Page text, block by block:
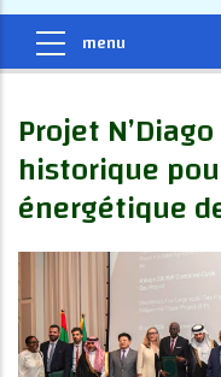
Projet
historique
énergétique